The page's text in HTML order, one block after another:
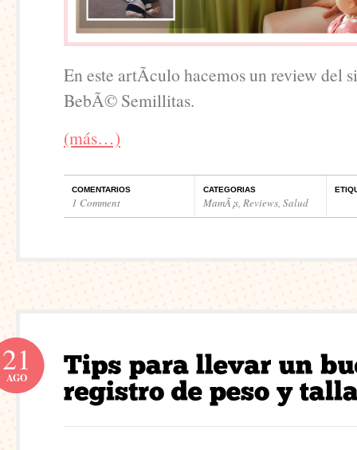
En este artÃ­culo hacemos un review del
BebÃ© Semillitas.
(más…)
COMENTARIOS
1 Comment
CATEGORIAS
MamÃ¡s, Reviews, Salud
21
AGO